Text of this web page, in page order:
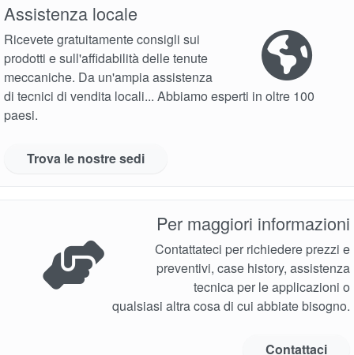
Assistenza locale
Ricevete gratuitamente consigli sui
prodotti e sull'affidabilità delle tenute
meccaniche. Da un'ampia assistenza
di tecnici di vendita locali... Abbiamo esperti in oltre 100
paesi.
Trova le nostre sedi
Per maggiori informazioni
Contattateci per richiedere prezzi e
preventivi, case history, assistenza
tecnica per le applicazioni o
qualsiasi altra cosa di cui abbiate bisogno.
Contattaci